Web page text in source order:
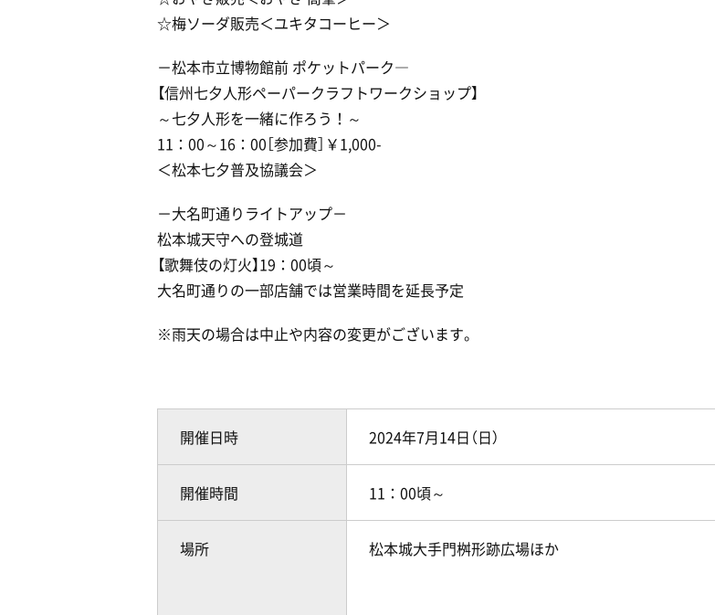
☆梅ソーダ販売＜ユキタコーヒー＞
－松本市立博物館前 ポケットパーク―
【信州七夕人形ペーパークラフトワークショップ】
～七夕人形を一緒に作ろう！～
11：00～16：00［参加費］￥1,000-
＜松本七夕普及協議会＞
－大名町通りライトアップ－
松本城天守への登城道
【歌舞伎の灯火】19：00頃～
大名町通りの一部店舗では営業時間を延長予定
※雨天の場合は中止や内容の変更がございます。
開催日時 2024年7月14日（日）
開催時間 11：00頃～
場所 松本城大手門桝形跡広場ほか